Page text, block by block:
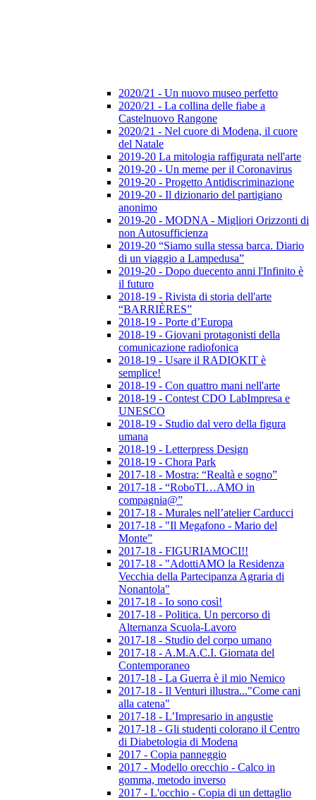
2020/21 - Un nuovo museo perfetto
2020/21 - La collina delle fiabe a
Castelnuovo Rangone
2020/21 - Nel cuore di Modena, il cuore
del Natale
2019-20 La mitologia raffigurata nell'arte
2019-20 - Un meme per il Coronavirus
2019-20 - Progetto Antidiscriminazione
2019-20 - Il dizionario del partigiano
anonimo
2019-20 - MODNA - Migliori Orizzonti di
non Autosufficienza
2019-20 “Siamo sulla stessa barca. Diario
di un viaggio a Lampedusa”
2019-20 - Dopo duecento anni l'Infinito è
il futuro
2018-19 - Rivista di storia dell'arte
“BARRIÈRES”
2018-19 - Porte d’Europa
2018-19 - Giovani protagonisti della
comunicazione radiofonica
2018-19 - Usare il RADIOKIT è
semplice!
2018-19 - Con quattro mani nell'arte
2018-19 - Contest CDO LabImpresa e
UNESCO
2018-19 - Studio dal vero della figura
umana
2018-19 - Letterpress Design
2018-19 - Chora Park
2017-18 - Mostra: “Realtà e sogno”
2017-18 - “RoboTI…AMO in
compagnia@”
2017-18 - Murales nell’atelier Carducci
2017-18 - "Il Megafono - Mario del
Monte”
2017-18 - FIGURIAMOCI!!
2017-18 - "AdottiAMO la Residenza
Vecchia della Partecipanza Agraria di
Nonantola"
2017-18 - Io sono così!
2017-18 - Politica. Un percorso di
Alternanza Scuola-Lavoro
2017-18 - Studio del corpo umano
2017-18 - A.M.A.C.I. Giornata del
Contemporaneo
2017-18 - La Guerra è il mio Nemico
2017-18 - Il Venturi illustra..."Come cani
alla catena"
2017-18 - L’Impresario in angustie
2017-18 - Gli studenti colorano il Centro
di Diabetologia di Modena
2017 - Copia panneggio
2017 - Modello orecchio - Calco in
gomma, metodo inverso
2017 - L'occhio - Copia di un dettaglio